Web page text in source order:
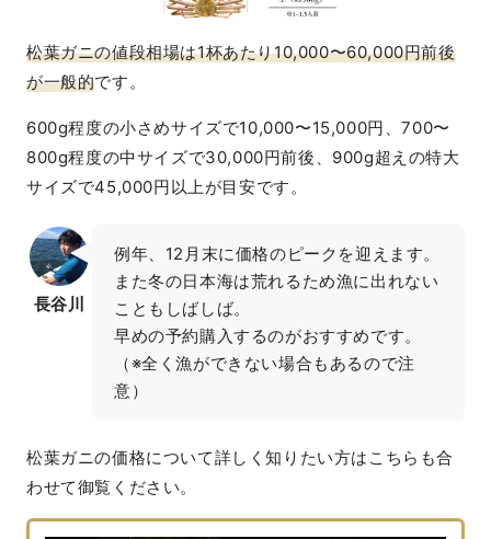
松葉ガニの値段相場は1杯あたり10,000〜60,000円前後
が一般的です。
600g程度の小さめサイズで10,000〜15,000円、700〜
800g程度の中サイズで30,000円前後、900g超えの特大
サイズで45,000円以上が目安です。
長谷川
例年、12月末に価格のピークを迎えます。
また冬の日本海は荒れるため漁に出れない
こともしばしば。
早めの予約購入するのがおすすめです。
（※全く漁ができない場合もあるので注
意）
松葉ガニの価格について詳しく知りたい方はこちらも合
わせて御覧ください。